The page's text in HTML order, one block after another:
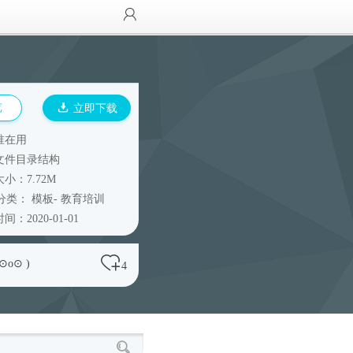
立即下载
在用
件目录结构
小：7.72M
类： 模板- 教育培训
间：2020-01-01
) 4